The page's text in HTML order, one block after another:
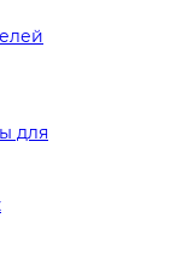
для